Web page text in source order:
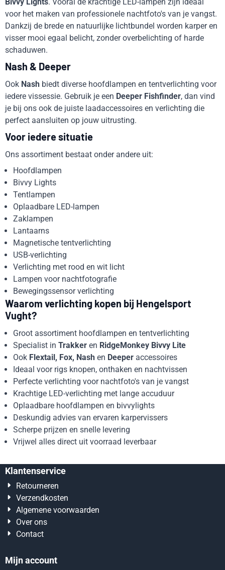
voor het maken van professionele nachtfoto's van je vangst.
Dankzij de brede en natuurlijke lichtbundel worden karper en
visser mooi egaal belicht, zonder overbelichting of harde
schaduwen.
Nash & Deeper
Ook Nash biedt diverse hoofdlampen en tentverlichting voor
iedere vissessie. Gebruik je een Deeper Fishfinder, dan vind
je bij ons ook de juiste laadaccessoires en verlichting die
perfect aansluiten op jouw uitrusting.
Voor iedere situatie
Ons assortiment bestaat onder andere uit:
Hoofdlampen
Bivvy Lights
Tentlampen
Oplaadbare LED-lampen
Zaklampen
Lantaarns
Magnetische tentverlichting
USB-verlichting
Verlichting met rood en wit licht
Lampen voor nachtfotografie
Bewegingssensor verlichting
Waarom verlichting kopen bij Hengelsport
Vught?
Groot assortiment hoofdlampen en tentverlichting
Specialist in Trakker en RidgeMonkey Bivvy Lite
Ook Flextail, Fox, Nash en Deeper accessoires
Ideaal voor rigs knopen, onthaken en nachtvissen
Perfecte verlichting voor nachtfoto's van je vangst
Krachtige LED-verlichting met lange accuduur
Oplaadbare hoofdlampen en bivvylights
Deskundig advies van ervaren karpervissers
Scherpe prijzen en snelle levering
Vrijwel alles direct uit voorraad leverbaar
Klantenservice
Retourneren
Verzendkosten
Algemene voorwaarden
Over ons
Contact
Mijn account